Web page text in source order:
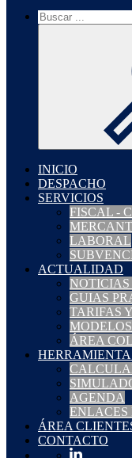
INICIO
DESPACHO
SERVICIOS
FISCAL -
LABORAL
ACTUALIDAD
GUIAS
TARIFAS
MODELOS
ÁREA
AGENDA
ENLACES
ÁREA
CONTACTO